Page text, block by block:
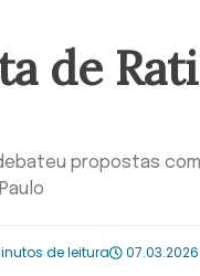
de
propostas
de leitura